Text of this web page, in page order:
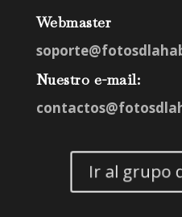
Webmaster
Nuestro e-mail:
Ir al grupo